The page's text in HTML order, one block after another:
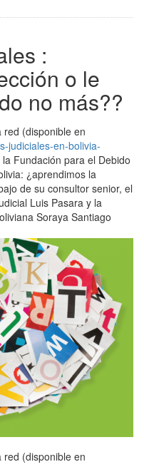
:
o le
no más??
red (disponible en
judiciales-en-bolivia-
Fundación para el Debido
¿aprendimos la
de su consultor senior, el
Luis Pasara y la
Soraya Santiago
red (disponible en